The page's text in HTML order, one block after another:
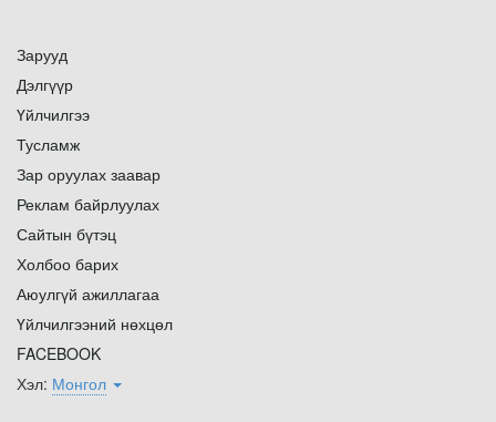
Зарууд
Дэлгүүр
Үйлчилгээ
Тусламж
Зар оруулах заавар
Реклам байрлуулах
Сайтын бүтэц
Холбоо барих
Аюулгүй ажиллагаа
Үйлчилгээний нөхцөл
FACEBOOK
Хэл: Монгол